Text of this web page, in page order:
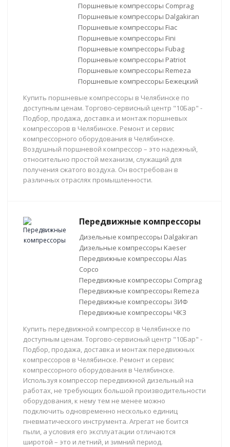
Поршневые компрессоры Comprag
Поршневые компрессоры Dalgakiran
Поршневые компрессоры Fiac
Поршневые компрессоры Fini
Поршневые компрессоры Fubag
Поршневые компрессоры Patriot
Поршневые компрессоры Remeza
Поршневые компрессоры Бежецкий
Купить поршневые компрессоры в Челябинске по
доступным ценам. Торгово-сервисный центр "10Бар" -
Подбор, продажа, доставка и монтаж поршневых
компрессоров в Челябинске. Ремонт и сервис
компрессорного оборудования в Челябинске.
Воздушный поршневой компрессор – это надежный,
относительно простой механизм, служащий для
получения сжатого воздуха. Он востребован в
различных отраслях промышленности.
Передвижные компрессоры
Дизельные компрессоры Dalgakiran
Дизельные компрессоры Kaeser
Передвижные компрессоры Alas
Copco
Передвижные компрессоры Comprag
Передвижные компрессоры Remeza
Передвижные компрессоры ЗИФ
Передвижные компрессоры ЧКЗ
Купить передвижной компрессор в Челябинске по
доступным ценам. Торгово-сервисный центр "10Бар" -
Подбор, продажа, доставка и монтаж передвижных
компрессоров в Челябинске. Ремонт и сервис
компрессорного оборудования в Челябинске.
Используя компрессор передвижной дизельный на
работах, не требующих большой производительности
оборудования, к нему тем не менее можно
подключить одновременно несколько единиц
пневматического инструмента. Агрегат не боится
пыли, а условия его эксплуатации отличаются
широтой – это и летний, и зимний период.